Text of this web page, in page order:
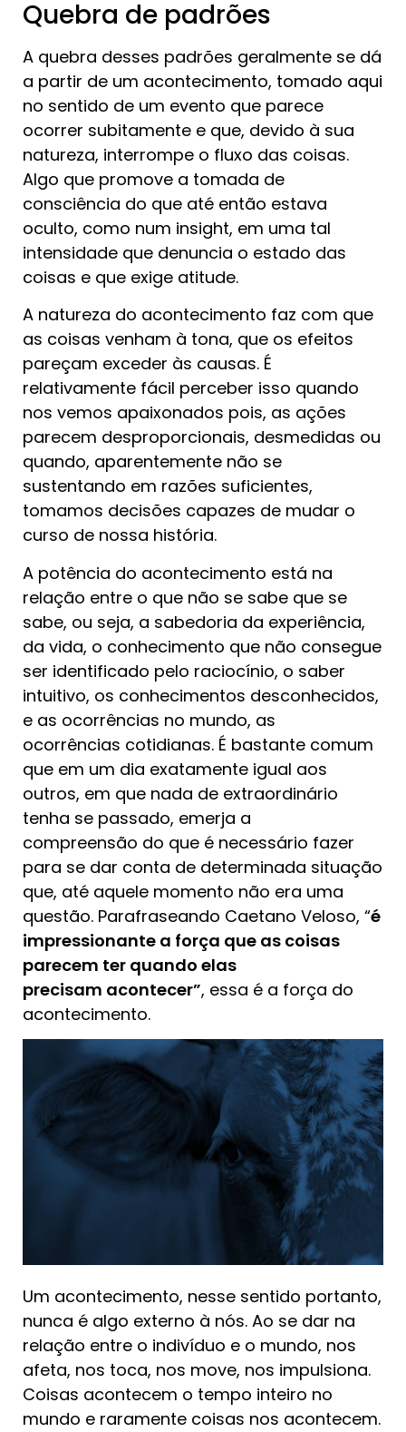
Quebra de padrões
A quebra desses padrões geralmente se dá
a partir de um acontecimento, tomado aqui
no sentido de um evento que parece
ocorrer subitamente e que, devido à sua
natureza, interrompe o fluxo das coisas.
Algo que promove a tomada de
consciência do que até então estava
oculto, como num insight, em uma tal
intensidade que denuncia o estado das
coisas e que exige atitude.
A natureza do acontecimento faz com que
as coisas venham à tona, que os efeitos
pareçam exceder às causas. É
relativamente fácil perceber isso quando
nos vemos apaixonados pois, as ações
parecem desproporcionais, desmedidas ou
quando, aparentemente não se
sustentando em razões suficientes,
tomamos decisões capazes de mudar o
curso de nossa história.
A potência do acontecimento está na
relação entre o que não se sabe que se
sabe, ou seja, a sabedoria da experiência,
da vida, o conhecimento que não consegue
ser identificado pelo raciocínio, o saber
intuitivo, os conhecimentos desconhecidos,
e as ocorrências no mundo, as
ocorrências cotidianas. É bastante comum
que em um dia exatamente igual aos
outros, em que nada de extraordinário
tenha se passado, emerja a
compreensão do que é necessário fazer
para se dar conta de determinada situação
que, até aquele momento não era uma
questão. Parafraseando Caetano Veloso, “é
impressionante a força que as coisas
parecem ter quando elas
precisam acontecer”, essa é a força do
acontecimento.
Um acontecimento, nesse sentido portanto,
nunca é algo externo à nós. Ao se dar na
relação entre o indivíduo e o mundo, nos
afeta, nos toca, nos move, nos impulsiona.
Coisas acontecem o tempo inteiro no
mundo e raramente coisas nos acontecem.